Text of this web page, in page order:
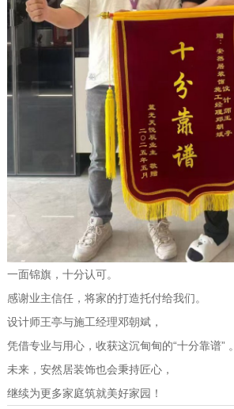
一面锦旗，十分认可。
感谢业主信任，将家的打造托付给我们。
设计师王亭与施工经理邓朝斌，
凭借专业与用心，收获这沉甸甸的“十分靠谱” 。
未来，安然居装饰也会秉持匠心，
继续为更多家庭筑就美好家园！